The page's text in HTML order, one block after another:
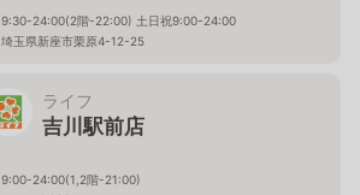
9:30-24:00(2階-22:00) 土日祝9:00-24:00
埼玉県新座市栗原4-12-25
ライフ
吉川駅前店
9:00-24:00(1,2階-21:00)